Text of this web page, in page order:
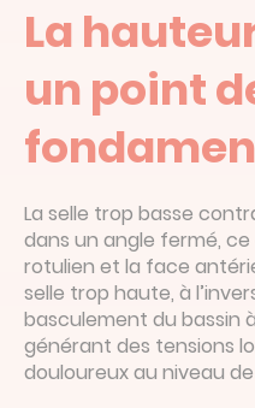
La
un point
La selle trop basse
dans un angle fermé,
rotulien et la face
selle trop haute, à
basculement du bassin
générant des tensions
douloureux au niveau